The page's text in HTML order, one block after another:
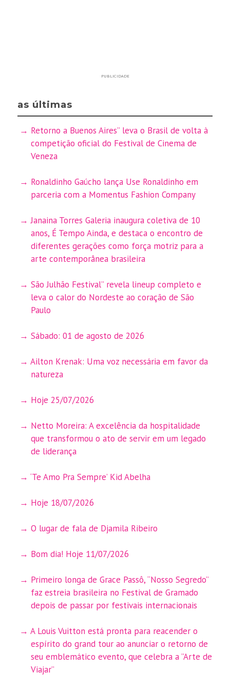
PUBLICIDADE
as últimas
Retorno a Buenos Aires” leva o Brasil de volta à
competição oficial do Festival de Cinema de
Veneza
Ronaldinho Gaúcho lança Use Ronaldinho em
parceria com a Momentus Fashion Company
Janaina Torres Galeria inaugura coletiva de 10
anos, É Tempo Ainda, e destaca o encontro de
diferentes gerações como força motriz para a
arte contemporânea brasileira
São Julhão Festival” revela lineup completo e
leva o calor do Nordeste ao coração de São
Paulo
Sábado: 01 de agosto de 2026
Ailton Krenak: Uma voz necessária em favor da
natureza
Hoje 25/07/2026
Netto Moreira: A excelência da hospitalidade
que transformou o ato de servir em um legado
de liderança
‘Te Amo Pra Sempre’ Kid Abelha
Hoje 18/07/2026
O lugar de fala de Djamila Ribeiro
Bom dia! Hoje 11/07/2026
Primeiro longa de Grace Passô, “Nosso Segredo”
faz estreia brasileira no Festival de Gramado
depois de passar por festivais internacionais
A Louis Vuitton está pronta para reacender o
espírito do grand tour ao anunciar o retorno de
seu emblemático evento, que celebra a ”Arte de
Viajar”